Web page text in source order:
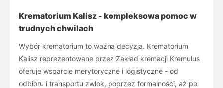
Krematorium Kalisz - kompleksowa pomoc w
trudnych chwilach
Wybór krematorium to ważna decyzja. Krematorium
Kalisz reprezentowane przez Zakład kremacji Kremulus
oferuje wsparcie merytoryczne i logistyczne - od
odbioru i transportu zwłok, poprzez formalności, aż po